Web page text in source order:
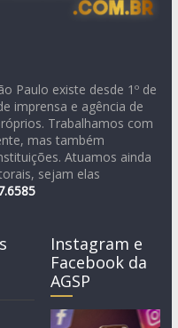
Paulo existe desde 1º de
imprensa e agência de
Trabalhamos com
mas também
Atuamos ainda
sejam elas
Instagram e
Facebook da
AGSP